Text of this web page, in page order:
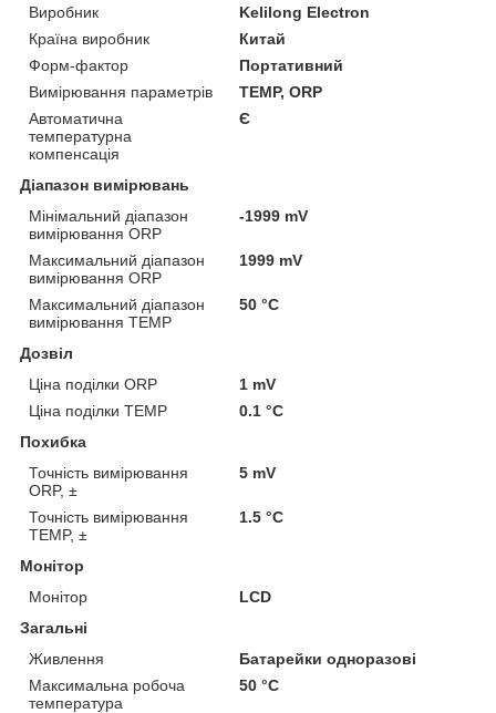
Виробник
Kelilong Electron
Країна виробник
Китай
Форм-фактор
Портативний
Вимірювання параметрів
TEMP, ORP
Автоматична
температурна
компенсація
Є
Діапазон вимірювань
Мінімальний діапазон
вимірювання ORP
-1999 mV
Максимальний діапазон
вимірювання ORP
1999 mV
Максимальний діапазон
вимірювання TEMP
50 °С
Дозвіл
Ціна поділки ORP
1 mV
Ціна поділки TEMP
0.1 °С
Похибка
Точність вимірювання
ORP, ±
5 mV
Точність вимірювання
TEMP, ±
1.5 °С
Монітор
Монітор
LCD
Загальні
Живлення
Батарейки одноразові
Максимальна робоча
температура
50 °С